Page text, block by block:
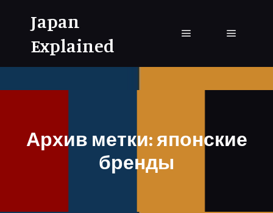
Japan
Explained
Архив метки:японские
бренды